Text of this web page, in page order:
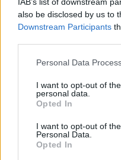
also be disclosed by us to
Downstream Participants
Personal Data
I want to opt-out of
personal data.
Opted In
I want to opt-out of
Personal Data.
Opted In
nuovi macchinari,
piccole e medi
Ministero delle
Fondo di garanzia
Banca del
2024-04-08